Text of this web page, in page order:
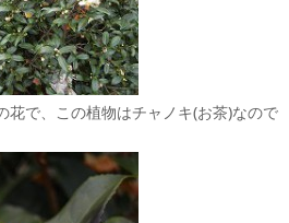
花で、この植物はチャノキ(お茶)なので